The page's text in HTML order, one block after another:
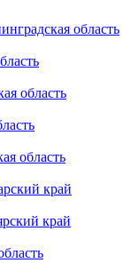
область
область
область
край
край